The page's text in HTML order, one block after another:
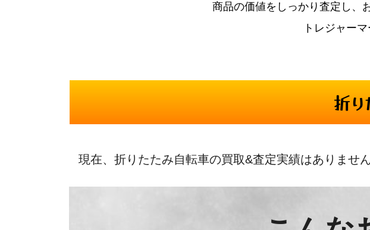
商品の価値をしっかり査定し、
トレジャー
折
現在、折りたたみ自転車の買取&査定実績はありません